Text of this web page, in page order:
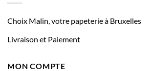
Choix Malin, votre papeterie à Bruxelles
Livraison et Paiement
MON COMPTE